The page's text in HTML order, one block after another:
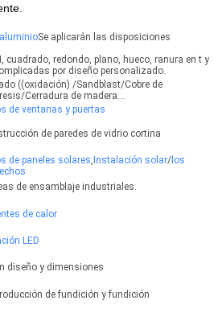
Se aplicarán las disposiciones
cuadrado, redondo, plano, hueco, ranura en t y
por diseño personalizado.
((oxidación) /Sandblast/Cobre de
Cerradura de madera...
de ventanas y puertas
de paredes de vidrio cortina
de paneles solares, Instalación solar/los
de ensamblaje industriales.
de calor
LED
diseño y dimensiones
de fundición y fundición